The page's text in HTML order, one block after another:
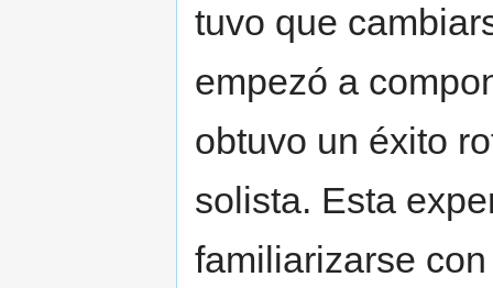
tuvo que
empezó a
obtuvo un éxito
solista. Esta
familiarizarse